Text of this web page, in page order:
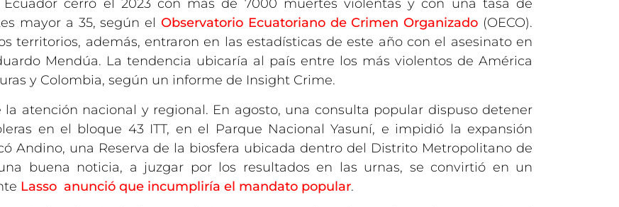
cerró el 2023 con más de 7000 muertes violentas y con una tasa de
mayor a 35, según el Observatorio Ecuatoriano de Crimen Organizado (OECO).
territorios, además, entraron en las estadísticas de este año con el asesinato en
Mendúa. La tendencia ubicaría al país entre los más violentos de América
y Colombia, según un informe de Insight Crime.
atención nacional y regional. En agosto, una consulta popular dispuso detener
en el bloque 43 ITT, en el Parque Nacional Yasuní, e impidió la expansión
Andino, una Reserva de la biosfera ubicada dentro del Distrito Metropolitano de
buena noticia, a juzgar por los resultados en las urnas, se convirtió en un
Lasso anunció que incumpliría el mandato popular.